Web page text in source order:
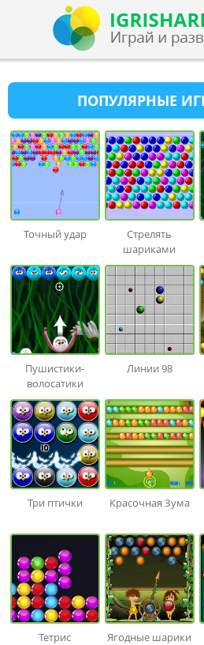
ПОПУЛЯРНЫЕ
Точный удар
Стрелять
шариками
Пушистики-
волосатики
Линии 98
Три птички Красочная Зума
Тетрис Ягодные шарики